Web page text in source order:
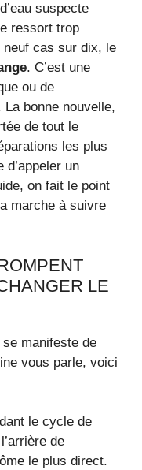
suspecte
ressort trop
neuf cas sur dix, le
. C’est une
ou de
bonne nouvelle,
de tout le
les plus
un
on fait le point
marche à suivre
LE
manifeste de
vous parle, voici
le cycle de
de
le plus direct.